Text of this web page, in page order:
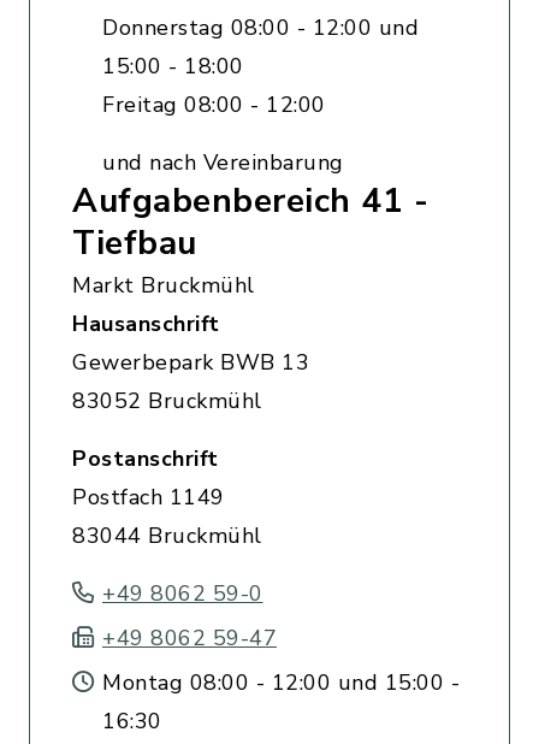
Donnerstag 08:00 - 12:00 und
15:00 - 18:00
Freitag 08:00 - 12:00
und nach Vereinbarung
Aufgabenbereich 41 -
Tiefbau
Markt Bruckmühl
Hausanschrift
Gewerbepark BWB 13
83052 Bruckmühl
Postanschrift
Postfach 1149
83044 Bruckmühl
+49 8062 59-0
+49 8062 59-47
Montag 08:00 - 12:00 und 15:00 -
16:30